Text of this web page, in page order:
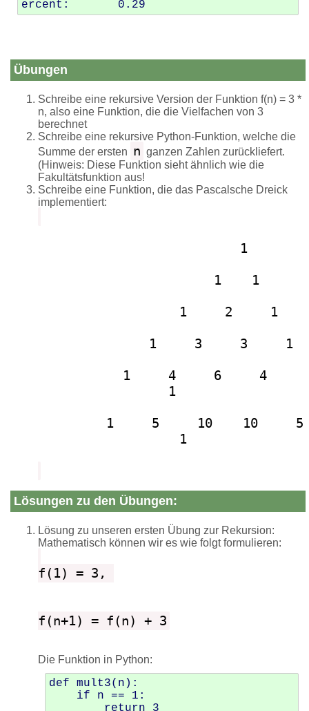
Übungen
Schreibe eine rekursive Version der Funktion f(n) = 3 *
n, also eine Funktion, die die Vielfachen von 3
berechnet
Schreibe eine rekursive Python-Funktion, welche die
Summe der ersten n ganzen Zahlen zurückliefert.
(Hinweis: Diese Funktion sieht ähnlich wie die
Fakultätsfunktion aus!
Schreibe eine Funktion, die das Pascalsche Dreick
implementiert:
                   1
                 1    1
               1     2     1
             1     3     3     1
1
1
Lösungen zu den Übungen:
Lösung zu unseren ersten Übung zur Rekursion:
Mathematisch können wir es wie folgt formulieren:
Die Funktion in Python:
def mult3(n):